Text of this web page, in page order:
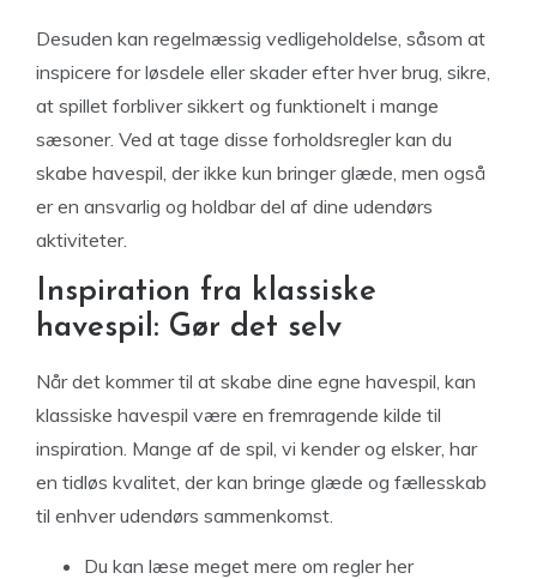
Desuden kan regelmæssig vedligeholdelse, såsom at
inspicere for løsdele eller skader efter hver brug, sikre,
at spillet forbliver sikkert og funktionelt i mange
sæsoner. Ved at tage disse forholdsregler kan du
skabe havespil, der ikke kun bringer glæde, men også
er en ansvarlig og holdbar del af dine udendørs
aktiviteter.
Inspiration fra klassiske
havespil: Gør det selv
Når det kommer til at skabe dine egne havespil, kan
klassiske havespil være en fremragende kilde til
inspiration. Mange af de spil, vi kender og elsker, har
en tidløs kvalitet, der kan bringe glæde og fællesskab
til enhver udendørs sammenkomst.
Du kan læse meget mere om regler her